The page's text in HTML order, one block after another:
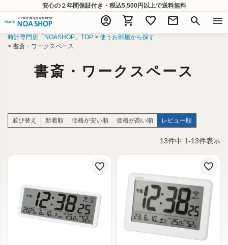
安心の２年間保証付き・税込5,500円以上で送料無料
account_circle shopping_cart favorite mail search menu
時計専門店「NOASHOP」TOP
使うお部屋から探す
書斎・ワークスペース
書斎・ワークスペース
並び替え 新着順 価格が安い順 価格が高い順 レビュー順
13件中 1-13件表示